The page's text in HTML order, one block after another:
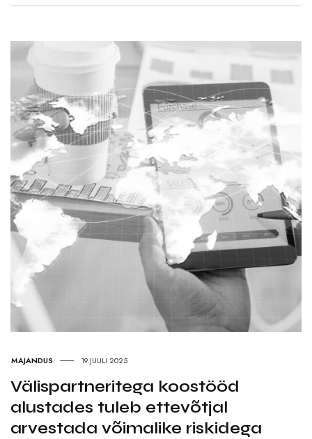
MAJANDUS 19.JUULI 2025
Välispartneritega koostööd
alustades tuleb ettevõtjal
arvestada võimalike riskidega